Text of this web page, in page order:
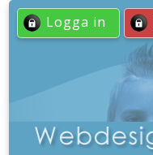
Logga in